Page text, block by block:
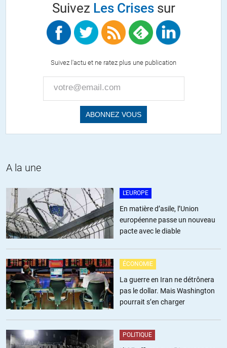
continuent de tuer aujourd’hui
-A des centaines de bases militaires réparties dans la majorité
des pays du monde
rappeler plus souvent les incommensurables crimes des
même assez incroyable que leur machine de propagande soit si
efficace que même quand ils commettent les pires crimes ils
quand les Américains ont « perdu la Chine » (expression des
autorités américaines, qui signifie bien que la Chine leur
appartenait avant qu’elle ne devienne indépendante). Cuba
1959 est un autre grand coup (dès le début du 19ème siècle les
depuis quelques années encore plus grand, le méga-contrat
russo-chinois pas en dollars ça fait mal, le Kirghizstan qui refuse
la prolongation de la base militaire qui a joué un rôle essentiel
dans la guerre en Afghanistan c’est significatif, l’échec des
Américains à virer les Russes de Crimée ouïe (c’était un des
objectifs essentiels de Maïdan), leur incapacité à renverser
Maduro aïe… espérons que la chute s’accélère !
Prochain pays libre, la France ?
Suivez Les Crisessur
Suivez l'actu et ne ratez plus une publication
A la une
L'EUROPE
En matière d’asile, l’Union
européenne passe un nouveau
pacte avec le diable
ÉCONOMIE
La guerre en Iran ne détrônera
pas le dollar. Mais Washington
pourrait s’en charger
POLITIQUE